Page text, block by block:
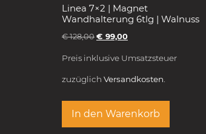
Linea 7×2 | Magnet
Wandhalterung 6tlg | Walnuss
€128,00 € 99,00
Preis inklusive Umsatzsteuer
zuzüglich Versandkosten.
In den Warenkorb